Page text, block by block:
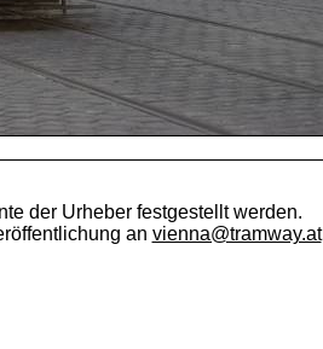
der Urheber festgestellt werden.
an vienna@tramway.at